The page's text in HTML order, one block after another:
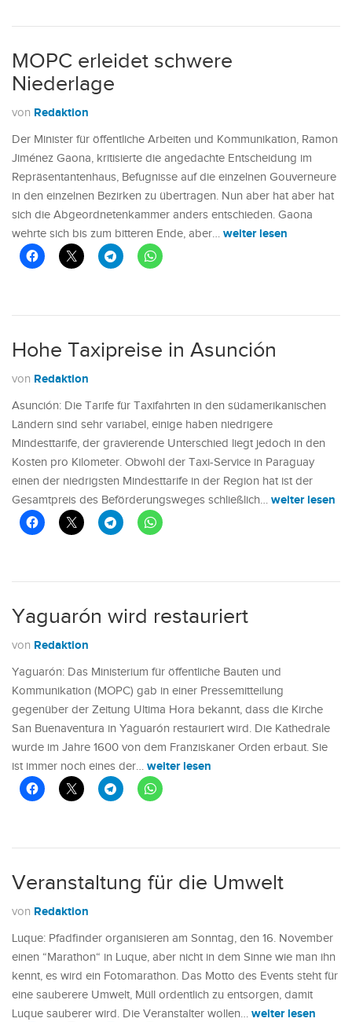
MOPC erleidet schwere
Niederlage
von Redaktion
Der Minister für öffentliche Arbeiten und Kommunikation, Ramon
Jiménez Gaona, kritisierte die angedachte Entscheidung im
Repräsentantenhaus, Befugnisse auf die einzelnen Gouverneure
in den einzelnen Bezirken zu übertragen. Nun aber hat aber hat
sich die Abgeordnetenkammer anders entschieden. Gaona
wehrte sich bis zum bitteren Ende, aber… weiter lesen
Hohe Taxipreise in Asunción
von Redaktion
Asunción: Die Tarife für Taxifahrten in den südamerikanischen
Ländern sind sehr variabel, einige haben niedrigere
Mindesttarife, der gravierende Unterschied liegt jedoch in den
Kosten pro Kilometer. Obwohl der Taxi-Service in Paraguay
einen der niedrigsten Mindesttarife in der Region hat ist der
Gesamtpreis des Beförderungsweges schließlich… weiter lesen
Yaguarón wird restauriert
von Redaktion
Yaguarón: Das Ministerium für öffentliche Bauten und
Kommunikation (MOPC) gab in einer Pressemitteilung
gegenüber der Zeitung Ultima Hora bekannt, dass die Kirche
San Buenaventura in Yaguarón restauriert wird. Die Kathedrale
wurde im Jahre 1600 von dem Franziskaner Orden erbaut. Sie
ist immer noch eines der… weiter lesen
Veranstaltung für die Umwelt
von Redaktion
Luque: Pfadfinder organisieren am Sonntag, den 16. November
einen “Marathon“ in Luque, aber nicht in dem Sinne wie man ihn
kennt, es wird ein Fotomarathon. Das Motto des Events steht für
eine sauberere Umwelt, Müll ordentlich zu entsorgen, damit
Luque sauberer wird. Die Veranstalter wollen… weiter lesen